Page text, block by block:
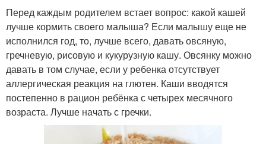
Перед каждым родителем встает вопрос: какой кашей
лучше кормить своего малыша? Если малышу еще не
исполнился год, то, лучше всего, давать овсяную,
гречневую, рисовую и кукурузную кашу. Овсянку можно
давать в том случае, если у ребенка отсутствует
аллергическая реакция на глютен. Каши вводятся
постепенно в рацион ребёнка с четырех месячного
возраста. Лучше начать с гречки.